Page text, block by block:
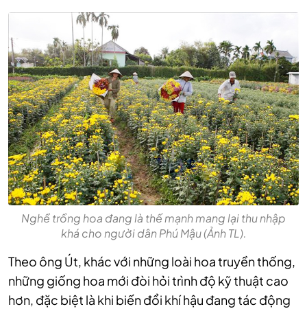
Nghề trồng hoa đang là thế mạnh mang lại thu nhập
khá cho người dân Phú Mậu (Ảnh TL).
Theo ông Út, khác với những loài hoa truyền thống,
những giống hoa mới đòi hỏi trình độ kỹ thuật cao
hơn, đặc biệt là khi biến đổi khí hậu đang tác động